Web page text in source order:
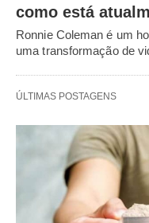
como está
Ronnie Coleman é um
uma transformação de
ÚLTIMAS POSTAGENS